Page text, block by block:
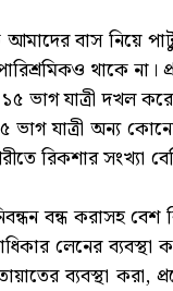
বাস নিয়ে
থাকে না।
১৫ ভাগ যাত্রী
ভাগ যাত্রী অন্য
রিকশার
বন্ধ করাসহ বেশ
লেনের
ব্যবস্থা